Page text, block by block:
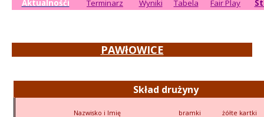
Aktualnośći Terminarz Wyniki Tabela Fair Play
PAWłOWICE
Skład drużyny
Nazwisko i Imię bramki żółte kartki